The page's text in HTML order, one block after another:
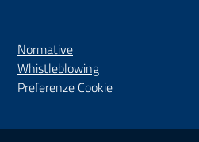
Normative
Whistleblowing(nuova scheda -
Preferenze Cookie